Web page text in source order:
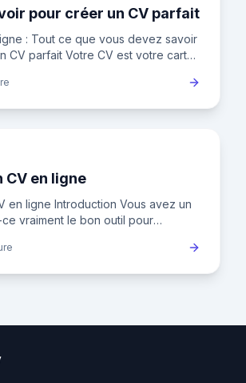
pour créer un CV parfait
: Tout ce que vous devez savoir
CV parfait Votre CV est votre carte
CV en ligne
en ligne Introduction Vous avez un
ce vraiment le bon outil pour
français